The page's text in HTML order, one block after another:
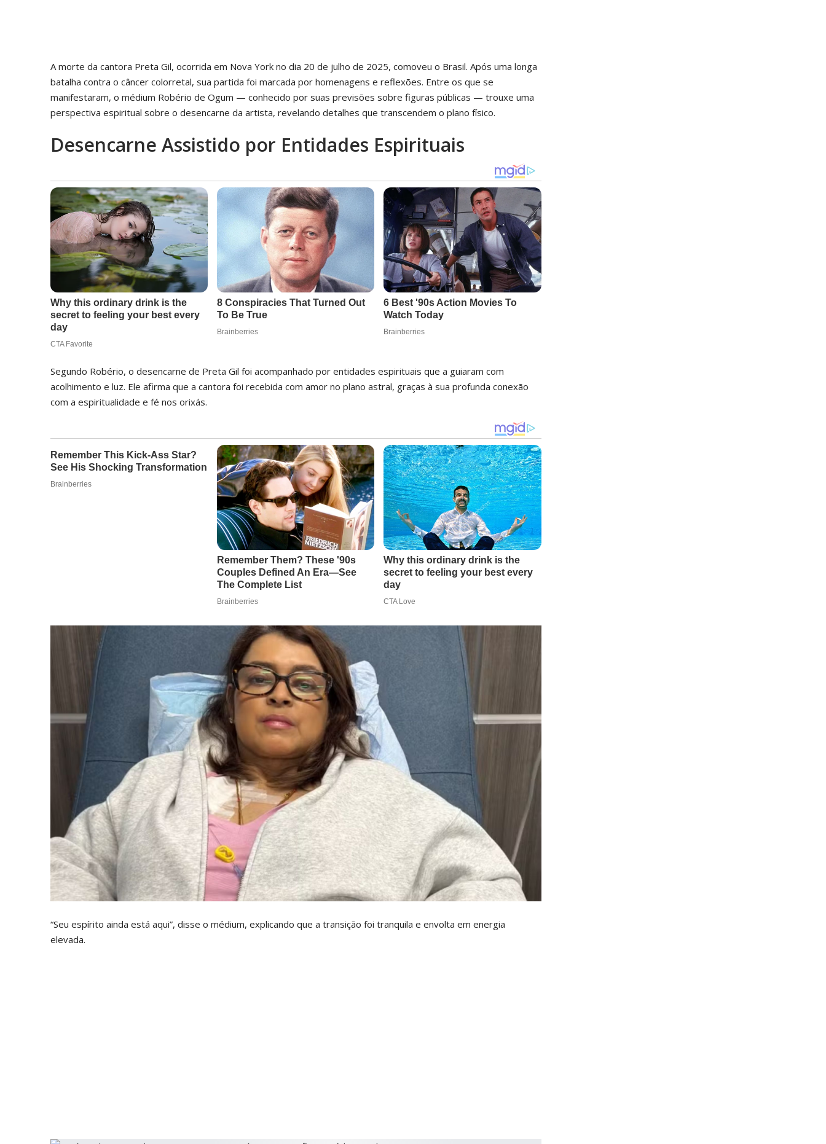
A morte da cantora Preta Gil, ocorrida em Nova York no dia 20 de julho de 2025, comoveu o Brasil. Após uma longa
batalha contra o câncer colorretal, sua partida foi marcada por homenagens e reflexões. Entre os que se
manifestaram, o médium Robério de Ogum — conhecido por suas previsões sobre figuras públicas — trouxe uma
perspectiva espiritual sobre o desencarne da artista, revelando detalhes que transcendem o plano físico.
Desencarne Assistido por Entidades Espirituais
Segundo Robério, o desencarne de Preta Gil foi acompanhado por entidades espirituais que a guiaram com
acolhimento e luz. Ele afirma que a cantora foi recebida com amor no plano astral, graças à sua profunda conexão
com a espiritualidade e fé nos orixás.
“Seu espírito ainda está aqui”, disse o médium, explicando que a transição foi tranquila e envolta em energia
elevada.